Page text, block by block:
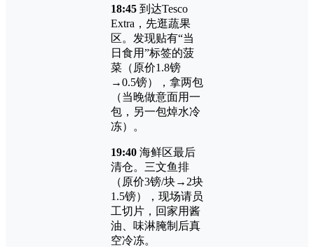
18:45 到达Tesco
Extra，先逛蔬果
区。发现贴有“当
日食用”标签的菠
菜（原价1.8镑
→0.5镑），拿两包
（当晚做意面用一
包，另一包焯水冷
冻）。
19:40 海鲜区最后
清仓。三文鱼排
（原价3镑/块→2块
1.5镑），现场请员
工切片，回家用酱
油、味淋腌制后真
空冷冻。